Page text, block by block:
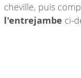
cheville, puis
l'entrejambe ci-